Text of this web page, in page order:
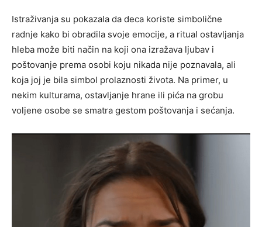
Istraživanja su pokazala da deca koriste simbolične
radnje kako bi obradila svoje emocije, a ritual ostavljanja
hleba može biti način na koji ona izražava ljubav i
poštovanje prema osobi koju nikada nije poznavala, ali
koja joj je bila simbol prolaznosti života. Na primer, u
nekim kulturama, ostavljanje hrane ili pića na grobu
voljene osobe se smatra gestom poštovanja i sećanja.